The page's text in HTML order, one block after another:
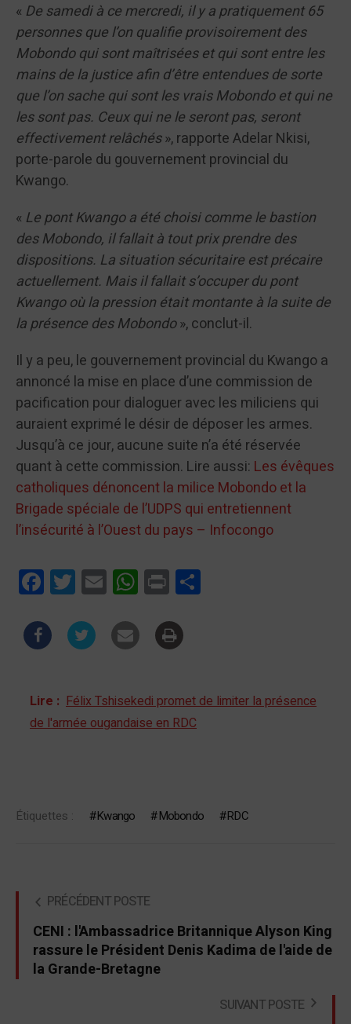
« De samedi à ce mercredi, il y a pratiquement 65
personnes que l’on qualifie provisoirement des
Mobondo qui sont maîtrisées et qui sont entre les
mains de la justice afin d’être entendues de sorte
que l’on sache qui sont les vrais Mobondo et qui ne
les sont pas. Ceux qui ne le seront pas, seront
effectivement relâchés», rapporte Adelar Nkisi,
porte-parole du gouvernement provincial du
Kwango.
« Le pont Kwango a été choisi comme le bastion
des Mobondo, il fallait à tout prix prendre des
dispositions. La situation sécuritaire est précaire
actuellement. Mais il fallait s’occuper du pont
Kwango où la pression était montante à la suite de
la présence des Mobondo», conclut-il.
Il y a peu, le gouvernement provincial du Kwango a
annoncé la mise en place d’une commission de
pacification pour dialoguer avec les miliciens qui
auraient exprimé le désir de déposer les armes.
Jusqu’à ce jour, aucune suite n’a été réservée
quant à cette commission. Lire aussi: Les évêques
catholiques dénoncent la milice Mobondo et la
Brigade spéciale de l’UDPS qui entretiennent
l’insécurité à l’Ouest du pays – Infocongo
FacebookTwitterEmail WhatsApp
Print
Lire : Félix Tshisekedi promet de limiter la présence
de l'armée ougandaise en RDC
Étiquettes : Kwango Mobondo RDC
PRÉCÉDENT POSTE
CENI : l'Ambassadrice Britannique Alyson King
rassure le Président Denis Kadima de l'aide de
la Grande-Bretagne
SUIVANT POSTE